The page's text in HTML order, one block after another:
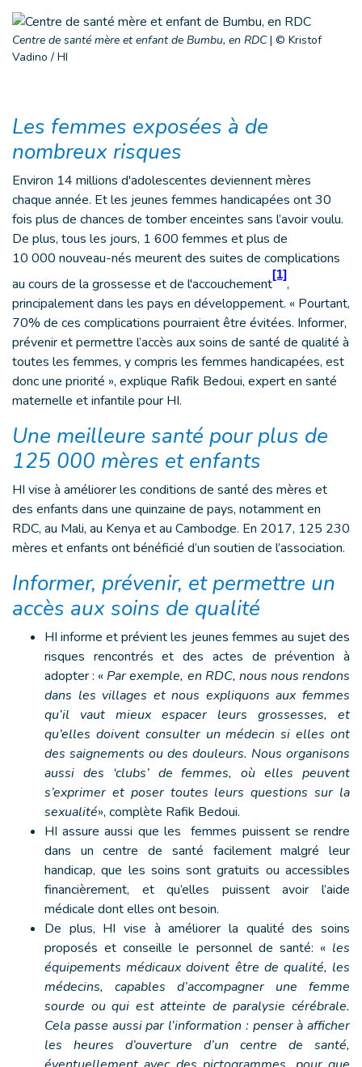
Centre de santé mère et enfant de Bumbu, en RDC| © Kristof
Vadino / HI
Les femmes exposées à de
nombreux risques
Environ 14 millions d'adolescentes deviennent mères
chaque année. Et les jeunes femmes handicapées ont 30
fois plus de chances de tomber enceintes sans l’avoir voulu.
De plus, tous les jours, 1 600 femmes et plus de
10 000 nouveau-nés meurent des suites de complications
au cours de la grossesse et de l'accouchement
[1]
,
principalement dans les pays en développement. « Pourtant,
70% de ces complications pourraient être évitées. Informer,
prévenir et permettre l’accès aux soins de santé de qualité à
toutes les femmes, y compris les femmes handicapées, est
donc une priorité », explique Rafik Bedoui, expert en santé
maternelle et infantile pour HI.
Une meilleure santé pour plus de
125 000 mères et enfants
HI vise à améliorer les conditions de santé des mères et
des enfants dans une quinzaine de pays, notamment en
RDC, au Mali, au Kenya et au Cambodge. En 2017, 125 230
mères et enfants ont bénéficié d’un soutien de l’association.
Informer, prévenir, et permettre un
accès aux soins de qualité
HI informe et prévient les jeunes femmes au sujet des
risques rencontrés et des actes de prévention à
adopter : « Par exemple, en RDC, nous nous rendons
dans les villages et nous expliquons aux femmes
qu’il vaut mieux espacer leurs grossesses, et
qu’elles doivent consulter un médecin si elles ont
des saignements ou des douleurs. Nous organisons
aussi des ‘clubs’ de femmes, où elles peuvent
s’exprimer et poser toutes leurs questions sur la
sexualité», complète Rafik Bedoui.
HI assure aussi que les femmes puissent se rendre
dans un centre de santé facilement malgré leur
handicap, que les soins sont gratuits ou accessibles
financièrement, et qu’elles puissent avoir l’aide
médicale dont elles ont besoin.
De plus, HI vise à améliorer la qualité des soins
proposés et conseille le personnel de santé: « les
équipements médicaux doivent être de qualité, les
médecins, capables d’accompagner une femme
sourde ou qui est atteinte de paralysie cérébrale.
Cela passe aussi par l’information : penser à afficher
les heures d’ouverture d’un centre de santé,